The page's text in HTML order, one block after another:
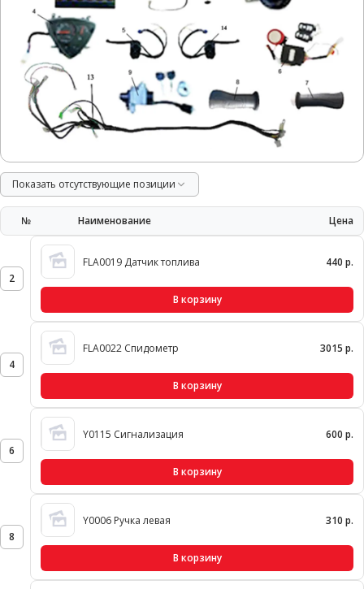
Показать отсутствующие позиции
№ Наименование Цена
2
FLA0019 Датчик топлива 440 р.
В корзину
4
FLA0022 Спидометр 3015 р.
В корзину
6
Y0115 Сигнализация 600 р.
В корзину
8
Y0006 Ручка левая 310 р.
В корзину